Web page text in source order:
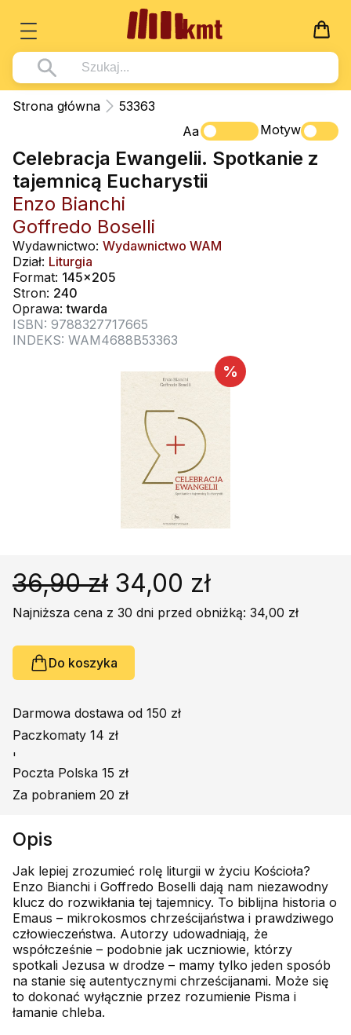
Książki
Wszystko z kategorii - Książki
Pismo Święte
Kościół Katolicki
Duszpasterstwo
Teologia
Życie chrześcijańskie
Duchowość
Literatura piękna
Podręczniki szkolne
Wszystko z kategorii - Multimedia
DVD
CD-ROM
Muzyka
Rekolekcje i inne na CD
Śpiew i modlitwa
Muzyka klasyczna
Dla Dzieci
Wszystko z kategorii - Dla Dzieci
Literatura (D)
Płyty, DVD (D)
Podręczniki i pomoce dydaktyczne
Podręczniki
Wszystko z kategorii - Podręczniki
Podręczniki i pomoce dydaktyczne
Zabawa i Nauka
Nowości
Zaloguj się
Strona główna
53363
Aa
Motyw
%
Celebracja Ewangelii. Spotkanie z
tajemnicą Eucharystii
Enzo Bianchi
Goffredo Boselli
Wydawnictwo: Wydawnictwo WAM
Dział: Liturgia
Format: 145x205
Stron: 240
Oprawa:twarda
ISBN: 9788327717665
INDEKS: WAM4688B53363
36,90 zł 34,00 zł
Najniższa cena z 30 dni przed obniżką: 34,00 zł
Do koszyka
Darmowa dostawa od 150 zł
Paczkomaty 14 zł
'
Poczta Polska 15 zł
Za pobraniem 20 zł
Opis
Jak lepiej zrozumieć rolę liturgii w życiu Kościoła?
Enzo Bianchi i Goffredo Boselli dają nam niezawodny
klucz do rozwikłania tej tajemnicy. To biblijna historia o
Emaus – mikrokosmos chrześcijaństwa i prawdziwego
człowieczeństwa. Autorzy udowadniają, że
współcześnie – podobnie jak uczniowie, którzy
spotkali Jezusa w drodze – mamy tylko jeden sposób
na stanie się autentycznymi chrześcijanami. Może się
to dokonać wyłącznie przez rozumienie Pisma i
łamanie chleba.